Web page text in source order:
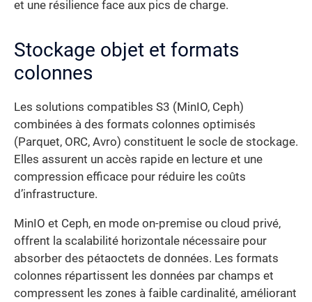
et une résilience face aux pics de charge.
Stockage objet et formats
colonnes
Les solutions compatibles S3 (MinIO, Ceph)
combinées à des formats colonnes optimisés
(Parquet, ORC, Avro) constituent le socle de stockage.
Elles assurent un accès rapide en lecture et une
compression efficace pour réduire les coûts
d’infrastructure.
MinIO et Ceph, en mode on-premise ou cloud privé,
offrent la scalabilité horizontale nécessaire pour
absorber des pétaoctets de données. Les formats
colonnes répartissent les données par champs et
compressent les zones à faible cardinalité, améliorant